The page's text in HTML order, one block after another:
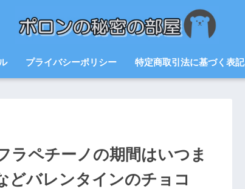
プライバシーポリシー 特定商取引法に基づく表記
ラペチーノの期間はいつま
どバレンタインのチョコ